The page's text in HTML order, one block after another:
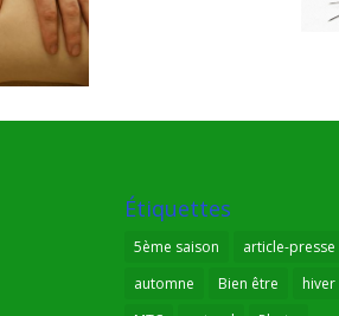
Étiquettes
5ème saison
article-presse
automne
Bien être
hiver